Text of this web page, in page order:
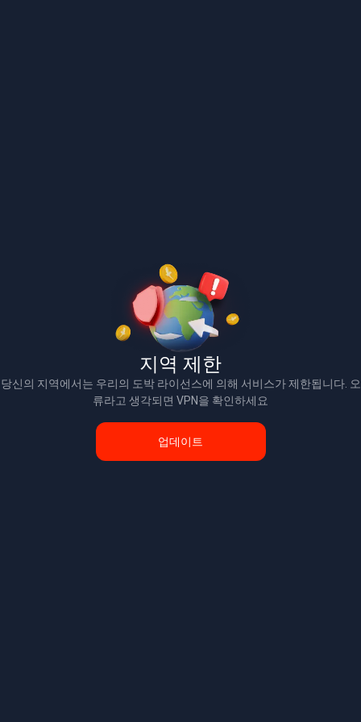
지역 제한
당신의 지역에서는 우리의 도박 라이선스에 의해 서비스가 제한됩니다. 오
류라고 생각되면 VPN을 확인하세요
업데이트